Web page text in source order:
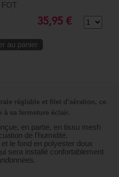
FOT
35,95 €
au panier
réglable et filet d’aération, ce
à sa fermeture éclair.
en partie, en tissu mesh
de l’humidité.
le fond en polyester doux
sera installé confortablement